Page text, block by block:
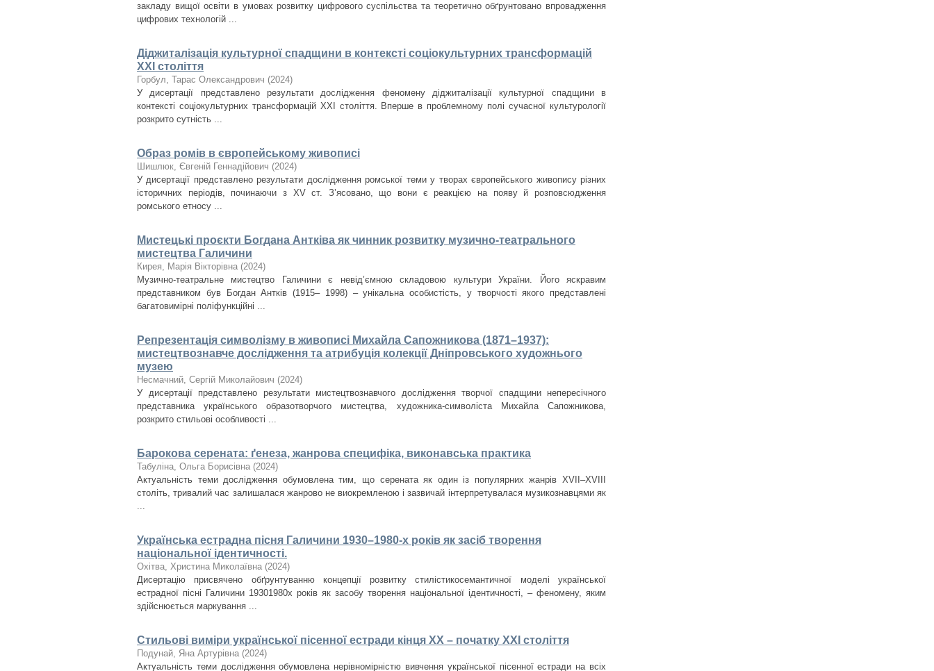
закладу вищої освіти в умовах розвитку цифрового суспільства та теоретично обґрунтовано впровадження
цифрових технологій ...
Діджиталізація культурної спадщини в контексті соціокультурних трансформацій
ХХІ століття
Горбул, Тарас Олександрович (2024)
У дисертації представлено результати дослідження феномену діджиталізації культурної спадщини в
контексті соціокультурних трансформацій ХХІ століття. Вперше в проблемному полі сучасної культурології
розкрито сутність ...
Образ ромів в європейському живописі
Шишлюк, Євгеній Геннадійович (2024)
У дисертації представлено результати дослідження ромської теми у творах європейського живопису різних
історичних періодів, починаючи з XV ст. З’ясовано, що вони є реакцією на появу й розповсюдження
ромського етносу ...
Мистецькі проєкти Богдана Антківа як чинник розвитку музично-театрального
мистецтва Галичини
Кирея, Марія Вікторівна (2024)
Музично-театральне мистецтво Галичини є невід’ємною складовою культури України. Його яскравим
представником був Богдан Антків (1915– 1998) – унікальна особистість, у творчості якого представлені
багатовимірні поліфункційні ...
Репрезентація символізму в живописі Михайла Сапожникова (1871–1937):
мистецтвознавче дослідження та атрибуція колекції Дніпровського художнього
музею
Несмачний, Сергій Миколайович (2024)
У дисертації представлено результати мистецтвознавчого дослідження творчої спадщини непересічного
представника українського образотворчого мистецтва, художника-символіста Михайла Сапожникова,
розкрито стильові особливості ...
Барокова серената: ґенеза, жанрова специфіка, виконавська практика
Табуліна, Ольга Борисівна (2024)
Актуальність теми дослідження обумовлена тим, що серената як один із популярних жанрів XVII–XVIII
століть, тривалий час залишалася жанрово не виокремленою і зазвичай інтерпретувалася музикознавцями як
...
Українська естрадна пісня Галичини 1930–1980-­х років як засіб творення
національної ідентичності.
Охітва, Христина Миколаївна (2024)
Дисертацію присвячено обґрунтуванню концепції розвитку стилістикосемантичної моделі української
естрадної пісні Галичини 1930­1980­х років як засобу творення національної ідентичності, – феномену, яким
здійснюється маркування ...
Стильові виміри української пісенної естради кінця ХХ – початку ХХІ століття
Подунай, Яна Артурівна (2024)
Актуальність теми дослідження обумовлена нерівномірністю вивчення української пісенної естради на всіх